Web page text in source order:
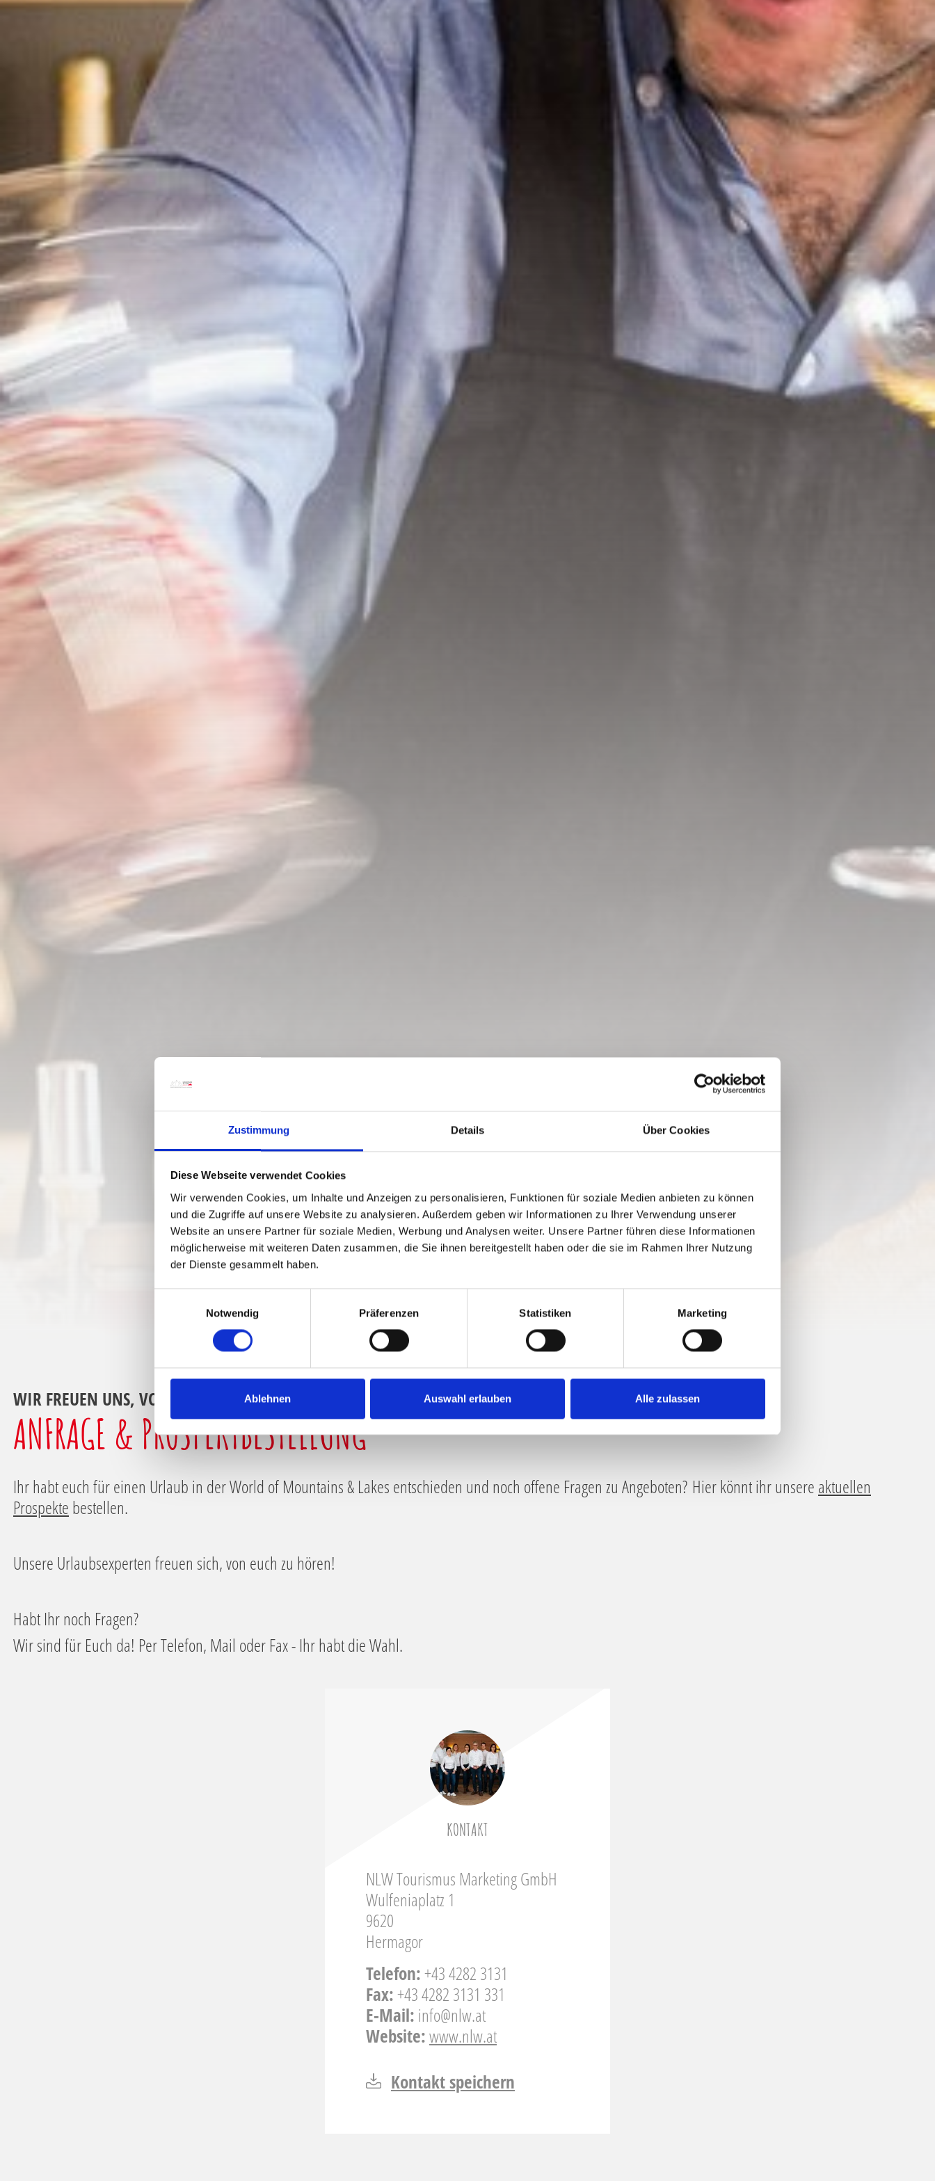
Zustimmung Details Über Cookies
Diese Webseite verwendet Cookies
Wir verwenden Cookies, um Inhalte und Anzeigen zu personalisieren, Funktionen für soziale Medien anbieten zu können
und die Zugriffe auf unsere Website zu analysieren. Außerdem geben wir Informationen zu Ihrer Verwendung unserer
Website an unsere Partner für soziale Medien, Werbung und Analysen weiter. Unsere Partner führen diese Informationen
möglicherweise mit weiteren Daten zusammen, die Sie ihnen bereitgestellt haben oder die sie im Rahmen Ihrer Nutzung
der Dienste gesammelt haben.
l
g
u
g
s
w
Notwendig Präferenzen Statistiken Marketing
Ablehnen Auswahl erlauben Alle zulassen
WIR FREUEN UNS, VON EUCH ZU HÖREN!
ANFRAGE & PROSPEKTBESTELLUNG
Ihr habt euch für einen Urlaub in der World of Mountains & Lakes entschieden und noch offene Fragen zu Angeboten? Hier könnt ihr unsere aktuellen
Prospekte bestellen.
Unsere Urlaubsexperten freuen sich, von euch zu hören!
Habt Ihr noch Fragen?
Wir sind für Euch da! Per Telefon, Mail oder Fax - Ihr habt die Wahl.
KONTAKT
NLW Tourismus Marketing GmbH
Wulfeniaplatz 1
9620
Hermagor
Telefon:+43 4282 3131
Fax:+43 4282 3131 331
E-Mail: info@nlw.at
Website:www.nlw.at
Kontakt speichern